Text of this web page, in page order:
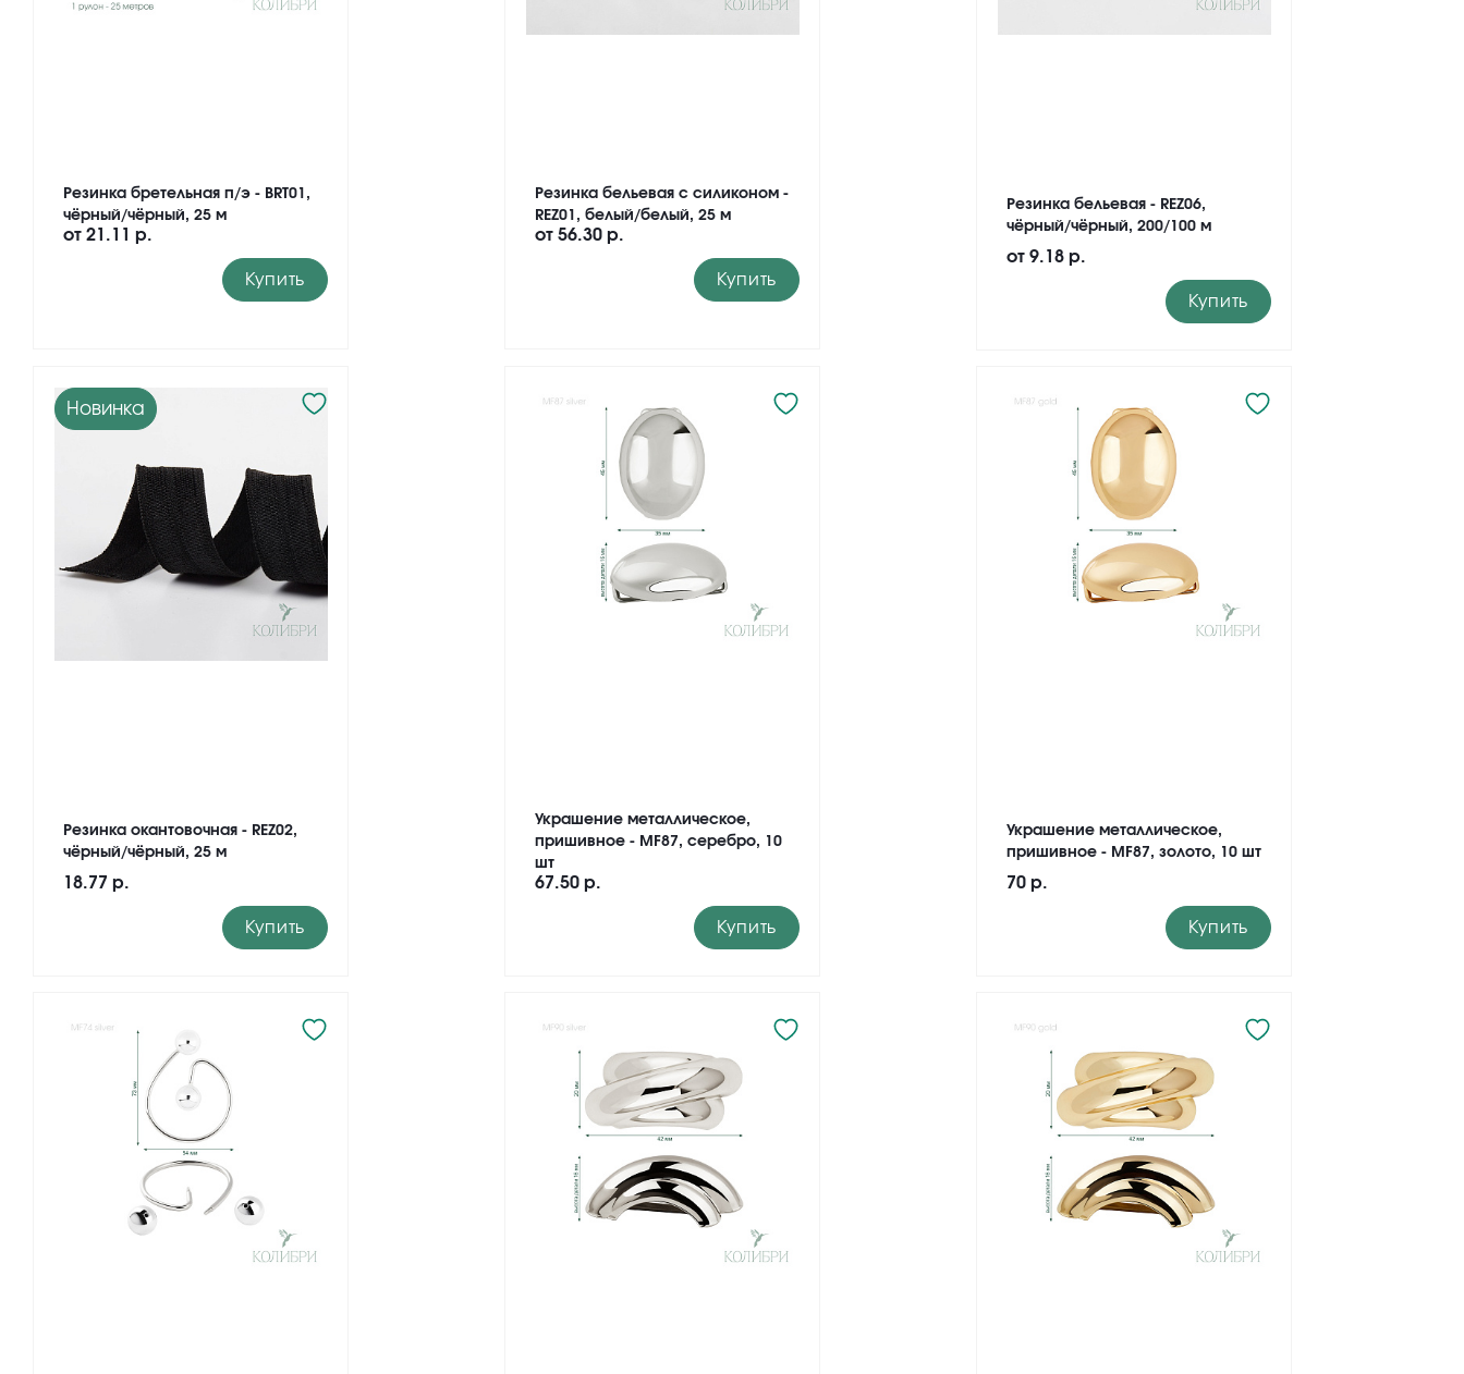
Резинка бретельная п/э - BRT01,
чёрный/чёрный, 25 м
от 21.11 р.
Купить
Резинка бельевая с силиконом -
REZ01, белый/белый, 25 м
от 56.30 р.
Купить
Резинка бельевая - REZ06,
чёрный/чёрный, 200/100 м
от 9.18 р.
Купить
Новинка
Резинка окантовочная - REZ02,
чёрный/чёрный, 25 м
18.77 р.
Купить
Украшение металлическое,
пришивное - MF87, серебро, 10
шт
67.50 р.
Купить
Украшение металлическое,
пришивное - MF87, золото, 10 шт
70 р.
Купить